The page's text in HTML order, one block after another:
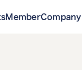
MemberCompany